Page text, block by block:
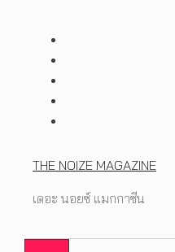
THE NOIZE MAGAZINE
เดอะ นอยซ์ แมกกาซีน